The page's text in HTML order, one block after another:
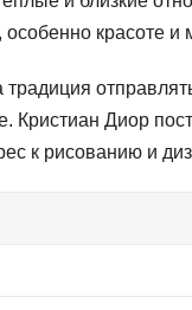
особенно красоте и
Кристиан Диор
к рисованию и